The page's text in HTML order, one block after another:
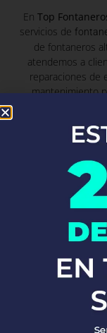
En Top
servicios de
de fontaneros
atendemos a
reparaciones de
mantenimiento